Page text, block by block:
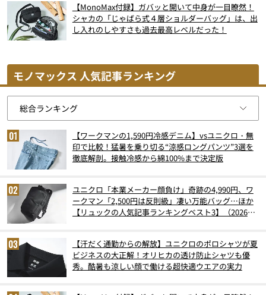
【MonoMax付録】ガバッと開いて中身が一目瞭然！
シャカの「じゃばら式４層ショルダーバッグ」は、出
し入れのしやすさも過去最高レベルだった！
モノマックス 人気記事ランキング
【ワークマンの1,590円冷感デニム】vsユニクロ・無
印で比較！猛暑を乗り切る“涼感ロングパンツ”3選を
徹底解剖。接触冷感から綿100%まで決定版
ユニクロ「本業メーカー顔負け」奇跡の4,990円、ワ
ークマン「2,500円は反則級」凄い万能バッグ…ほか
【リュックの人気記事ランキングベスト3】（2026年
【汗だく通勤からの解放】ユニクロのポロシャツが夏
ビジネスの大正解！オリヒカの透け防止シャツも優
秀。酷暑も涼しい顔で働ける超快適ウエアの実力